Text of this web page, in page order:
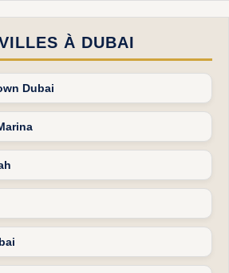
À DUBAI
Dubai